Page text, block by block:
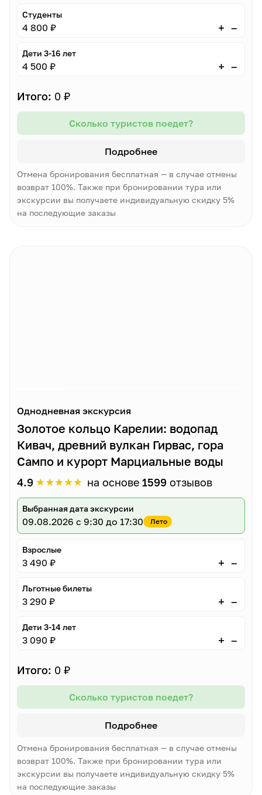
Студенты
4 800 ₽ + –
Дети 3-16 лет
4 500 ₽ + –
Итого: 0 ₽
Сколько туристов поедет?
Подробнее
Отмена бронирования бесплатная — в случае отмены
возврат 100%. Также при бронировании тура или
экскурсии вы получаете индивидуальную скидку 5%
на последующие заказы
Однодневная экскурсия
Золотое кольцо Карелии: водопад
Кивач, древний вулкан Гирвас, гора
Сампо и курорт Марциальные воды
4.9 ★★★★★ на основе 1599 отзывов
Выбранная дата экскурсии
09.08.2026 с 9:30 до 17:30 Лето
Взрослые
3 490 ₽ + –
Льготные билеты
3 290 ₽ + –
Дети 3-14 лет
3 090 ₽ + –
Итого: 0 ₽
Сколько туристов поедет?
Подробнее
Отмена бронирования бесплатная — в случае отмены
возврат 100%. Также при бронировании тура или
экскурсии вы получаете индивидуальную скидку 5%
на последующие заказы